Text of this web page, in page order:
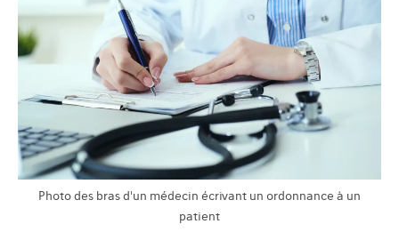
Photo des bras d'un médecin écrivant un ordonnance à un
patient